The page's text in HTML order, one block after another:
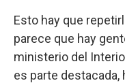
Esto hay que
parece que hay
ministerio del
es parte destacada,